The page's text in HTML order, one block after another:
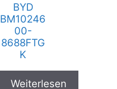
BYD
BM10246
00-
8688FTG
K
Weiterlesen